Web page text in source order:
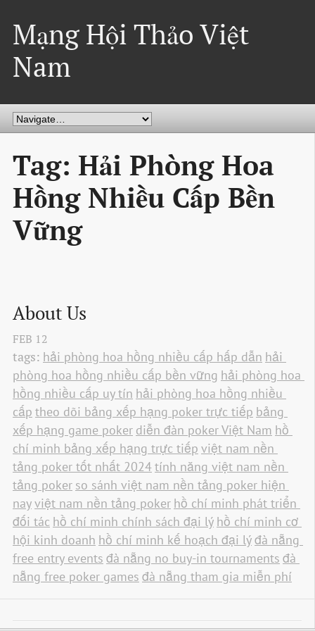
Mạng Hội Thảo Việt
Nam
Tag: Hải Phòng Hoa
Hồng Nhiều Cấp Bền
Vững
About Us
FEB 12
tags: hải phòng hoa hồng nhiều cấp hấp dẫn hải
phòng hoa hồng nhiều cấp bền vững hải phòng hoa
hồng nhiều cấp uy tín hải phòng hoa hồng nhiều
cấp theo dõi bảng xếp hạng poker trực tiếp bảng
xếp hạng game poker diễn đàn poker Việt Nam hồ
chí minh bảng xếp hạng trực tiếp việt nam nền
tảng poker tốt nhất 2024tính năng việt nam nền
tảng poker so sánh việt nam nền tảng poker hiện
nayviệt nam nền tảng poker hồ chí minh phát triển
đối tác hồ chí minh chính sách đại lý hồ chí minh cơ
hội kinh doanh hồ chí minh kế hoạch đại lýđà nẵng
free entry events đà nẵng no buy-in tournaments đà
nẵng free poker games đà nẵng tham gia miễn phí